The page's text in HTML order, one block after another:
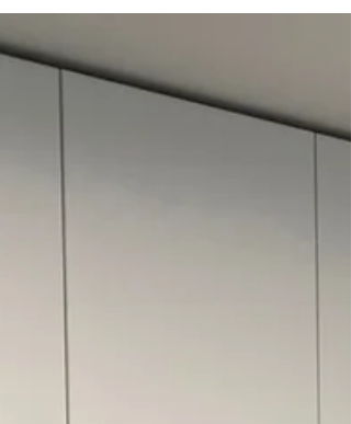
도어 : 아이보리 패트(PET) 경첩(힌지): BLUM
서랍레일( RAIL) : 블럼 인티보 (BLUM
TANDEMBOX INTIVO) 상판 및 벽체마감 : 인조
석 오로라블랑 주방전체...